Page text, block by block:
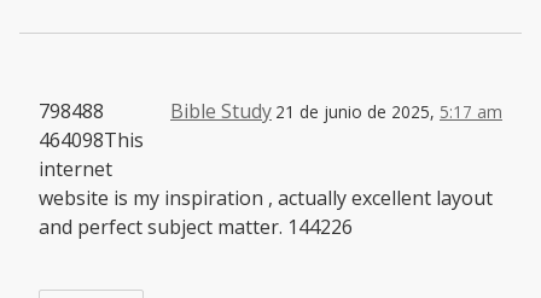
Bible Study 21 de junio de 2025, 5:17 am
798488
464098This
internet
website is my inspiration , actually excellent layout
and perfect subject matter. 144226